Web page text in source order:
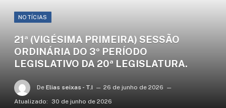
NOTÍCIAS
21ª (VIGÉSIMA PRIMEIRA) SESSÃO
ORDINÁRIA DO 3º PERÍODO
LEGISLATIVO DA 20ª LEGISLATURA.
De Elias seixas - T.I
26 de junho de 2026
Atualizado:
30 de junho de 2026